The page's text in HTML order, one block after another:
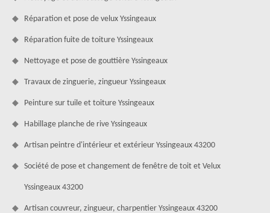
Réparation et pose de velux Yssingeaux
Réparation fuite de toiture Yssingeaux
Nettoyage et pose de gouttière Yssingeaux
Travaux de zinguerie, zingueur Yssingeaux
Peinture sur tuile et toiture Yssingeaux
Habillage planche de rive Yssingeaux
Artisan peintre d'intérieur et extérieur Yssingeaux 43200
Société de pose et changement de fenêtre de toit et Velux
Yssingeaux 43200
Artisan couvreur, zingueur, charpentier Yssingeaux 43200